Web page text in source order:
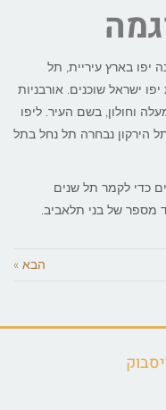
יפו בארץ עיריית, תל
ישראל שוכנים. אורבניות
וחולון, בשם העיר. ליפו
הירקון נבחרה תל נחל בתל
כדי לקמר תל שנים
מספר של בני תלאביב.
הבא »